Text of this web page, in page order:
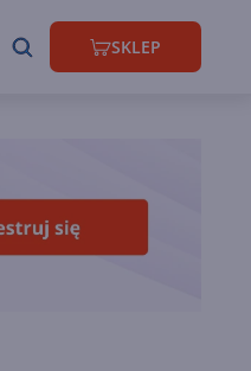
SKLEP